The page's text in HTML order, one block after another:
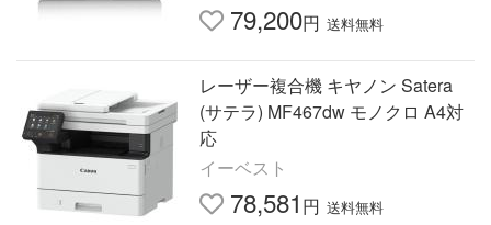
79,200円 送料無料
レーザー複合機 キヤノン Satera
(サテラ) MF467dw モノクロ A4対
応
イーベスト
78,581 円 送料無料